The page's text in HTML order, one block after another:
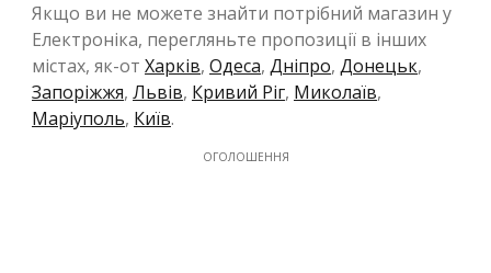
Якщо ви не можете знайти потрібний магазин у
Електроніка, перегляньте пропозиції в інших
містах, як-от Харків, Одеса, Дніпро, Донецьк,
Запоріжжя, Львів, Кривий Ріг, Миколаїв,
Маріуполь, Київ.
ОГОЛОШЕННЯ